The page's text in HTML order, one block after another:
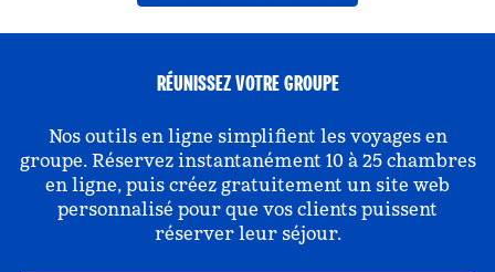
RÉUNISSEZ VOTRE GROUPE
Nos outils en ligne simplifient les voyages en
groupe. Réservez instantanément 10 à 25 chambres
en ligne, puis créez gratuitement un site web
personnalisé pour que vos clients puissent
réserver leur séjour.